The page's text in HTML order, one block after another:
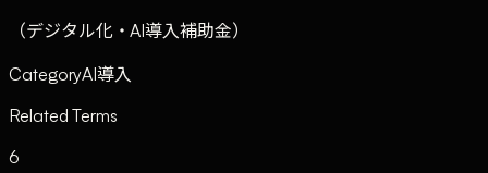
（デジタル化・AI導入補助金）
CategoryAI導入
Related Terms
6